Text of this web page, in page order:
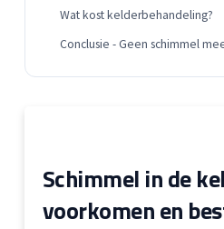
Schimmel in de
voorkomen en
Wat kost kelderbehandeling?
Conclusie - Geen schimmel